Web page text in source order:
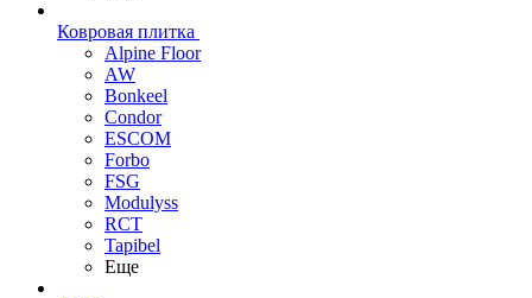
Ковровая плитка
Alpine Floor
AW
Bonkeel
Condor
ESCOM
Forbo
FSG
Modulyss
RCT
Tapibel
Еще